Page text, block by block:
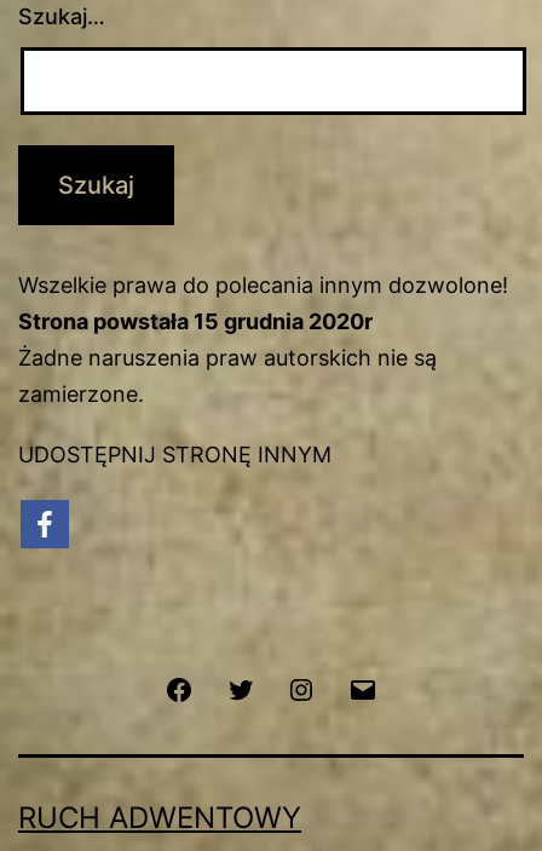
Szukaj…
Wszelkie prawa do polecania innym dozwolone!
Strona powstała 15 grudnia 2020r
Żadne naruszenia praw autorskich nie są
zamierzone.
UDOSTĘPNIJ STRONĘ INNYM
FacebookTwitter Instagram
RUCH ADWENTOWY